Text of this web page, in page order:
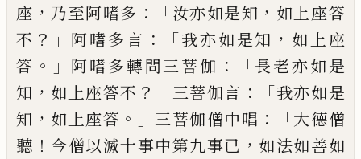
座 ， 乃至阿嗜多 ：「汝亦如是知 ， 如上座答
不 ？」 阿嗜多言 ：「我亦如是知 ， 如上座
答 。」 阿嗜多轉問三菩伽 ：「長老亦如是
知 ， 如上座答不 ？」 三菩伽言 ：「我亦如是
知 ， 如上座答 。」 三菩伽僧中唱 ：「大德僧
聽 ！ 今僧以滅十事中第九事已 ， 如法如善如